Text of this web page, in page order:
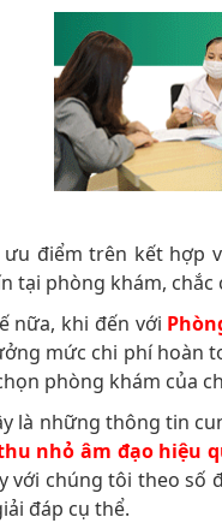
điểm trên kết hợp
tại phòng khám,
nữa, khi đến với
mức chi phí hoàn
phòng khám của
là những thông tin
nhỏ âm đạo hiệu
với chúng tôi theo số
đáp cụ thể.